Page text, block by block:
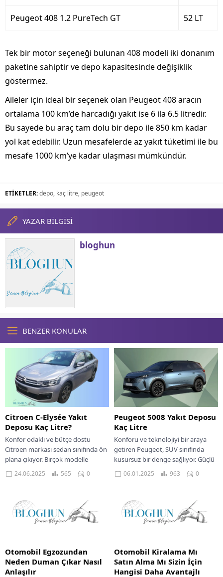
Peugeot 408 1.2 PureTech GT 52 LT
Tek bir motor seçeneği bulunan 408 modeli iki donanım
paketine sahiptir ve depo kapasitesinde değişiklik
göstermez.
Aileler için ideal bir seçenek olan Peugeot 408 aracın
ortalama 100 km’de harcadığı yakıt ise 6 ila 6.5 litredir.
Bu sayede bu araç tam dolu bir depo ile 850 km kadar
yol kat edebilir. Uzun mesafelerde az yakıt tüketimi ile bu
mesafe 1000 km’ye kadar ulaşması mümkündür.
ETİKETLER:depo, kaç litre, peugeot
YAZAR BİLGİSİ
bloghun
BENZER KONULAR
Citroen C-Elysée Yakıt
Deposu Kaç Litre?
Konfor odaklı ve bütçe dostu
Citroen markası sedan sınıfında ön
plana çıkıyor. Birçok modelle
benzerlik gösteren C-Elysée ise
markanın çok...
24.06.2025 565 0
Peugeot 5008 Yakıt Deposu
Kaç Litre
Konforu ve teknolojiyi bir araya
getiren Peugeot, SUV sınıfında
kusursuz bir denge sağlıyor. Güçlü
duruşuyla adını duyuran Peugeot
5008 yakıt...
06.01.2025 963 0
Otomobil Egzozundan
Neden Duman Çıkar Nasıl
Anlaşılır
Otomobil Kiralama Mı
Satın Alma Mı Sizin İçin
Hangisi Daha Avantajlı